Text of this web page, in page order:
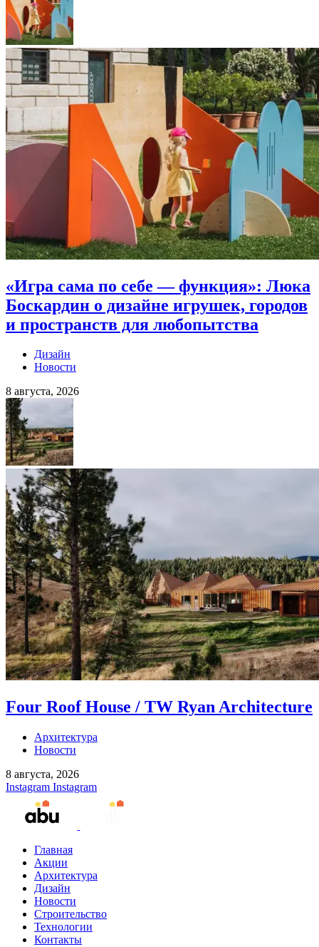
«Игра сама по себе — функция»: Люка
Боскардин о дизайне игрушек, городов
и пространств для любопытства
Дизайн
Новости
8 августа, 2026
Four Roof House / TW Ryan Architecture
Архитектура
Новости
8 августа, 2026
Instagram Instagram
Главная
Акции
Архитектура
Дизайн
Новости
Строительство
Технологии
Контакты